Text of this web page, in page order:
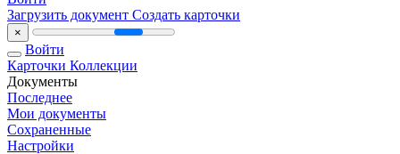
Загрузить документ Создать карточки
×
Войти
Карточки Коллекции
Документы
Последнее
Мои документы
Сохраненные
Настройки